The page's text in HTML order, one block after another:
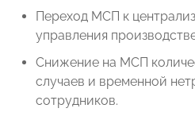
Переход МСП к
управления
Снижение на МСП
случаев и временной
сотрудников.